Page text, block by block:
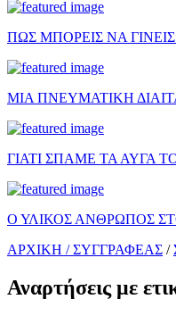
ΠΩΣ ΜΠΟΡΕΙΣ ΝΑ
ΜΙΑ ΠΝΕΥΜΑΤΙΚΗ
ΓΙΑΤΙ ΣΠΑΜΕ ΤΑ ΑΥΓΑ
Ο ΥΛΙΚΟΣ ΑΝΘΡΩΠΟΣ
ΑΡΧΙΚΗ /ΣΥΓΓΡΑΦΕΑΣ /
Αναρτήσεις με